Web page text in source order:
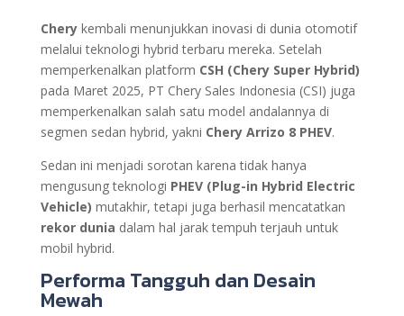
Cherykembali menunjukkan inovasi di dunia otomotif
melalui teknologi hybrid terbaru mereka. Setelah
memperkenalkan platform CSH (Chery Super Hybrid)
pada Maret 2025, PT Chery Sales Indonesia (CSI) juga
memperkenalkan salah satu model andalannya di
segmen sedan hybrid, yakni Chery Arrizo 8 PHEV.
Sedan ini menjadi sorotan karena tidak hanya
mengusung teknologi PHEV (Plug-in Hybrid Electric
Vehicle) mutakhir, tetapi juga berhasil mencatatkan
rekor dunia dalam hal jarak tempuh terjauh untuk
mobil hybrid.
Performa Tangguh dan Desain
Mewah